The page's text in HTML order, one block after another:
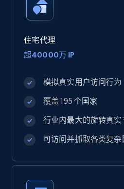
住宅代理
超40000万 IP
模拟真实用户访问行为
覆盖 195 个国家
行业内最大的旋转真实
可访问并抓取各类复杂